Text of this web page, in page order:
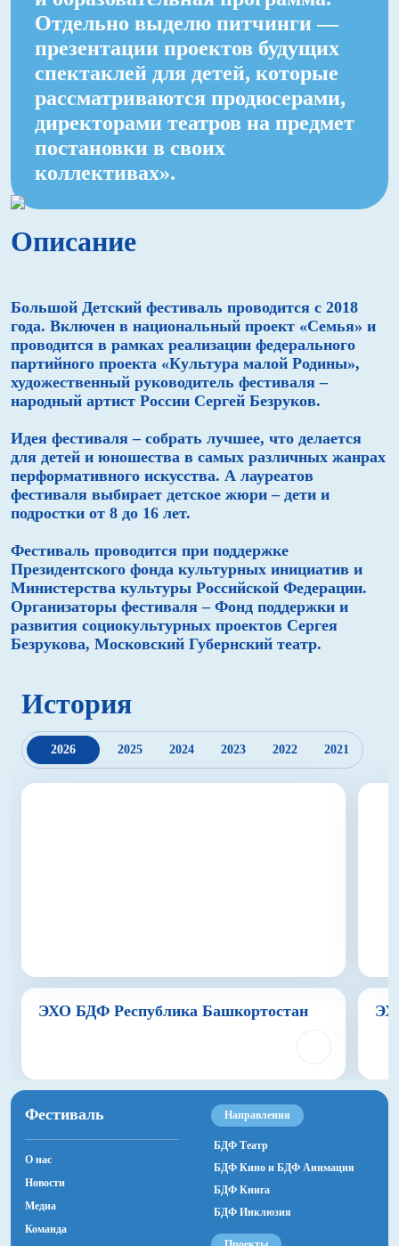
Отдельно выделю питчинги —
презентации проектов будущих
спектаклей для детей, которые
рассматриваются продюсерами,
директорами театров на предмет
постановки в своих
коллективах».
Описание
Большой Детский фестиваль проводится с 2018
года. Включен в национальный проект «Семья» и
проводится в рамках реализации федерального
партийного проекта «Культура малой Родины»,
художественный руководитель фестиваля –
народный артист России Сергей Безруков.
Идея фестиваля – собрать лучшее, что делается
для детей и юношества в самых различных жанрах
перформативного искусства. А лауреатов
фестиваля выбирает детское жюри – дети и
подростки от 8 до 16 лет.
Фестиваль проводится при поддержке
Президентского фонда культурных инициатив и
Министерства культуры Российской Федерации.
Организаторы фестиваля – Фонд поддержки и
развития социокультурных проектов Сергея
Безрукова, Московский Губернский театр.
История
2026 2025 2024 2023 2022 2021
ЭХО БДФ Республика Башкортостан
Фестиваль
О нас
Новости
Медиа
Команда
Направления
БДФ Театр
БДФ Кино и БДФ Анимация
БДФ Книга
БДФ Инклюзия